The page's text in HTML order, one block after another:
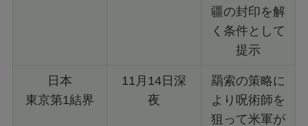
疆の封印を解
く条件として
提示
日本
東京第1結界
11月14日深
夜
羂索の策略に
より呪術師を
狙って米軍が